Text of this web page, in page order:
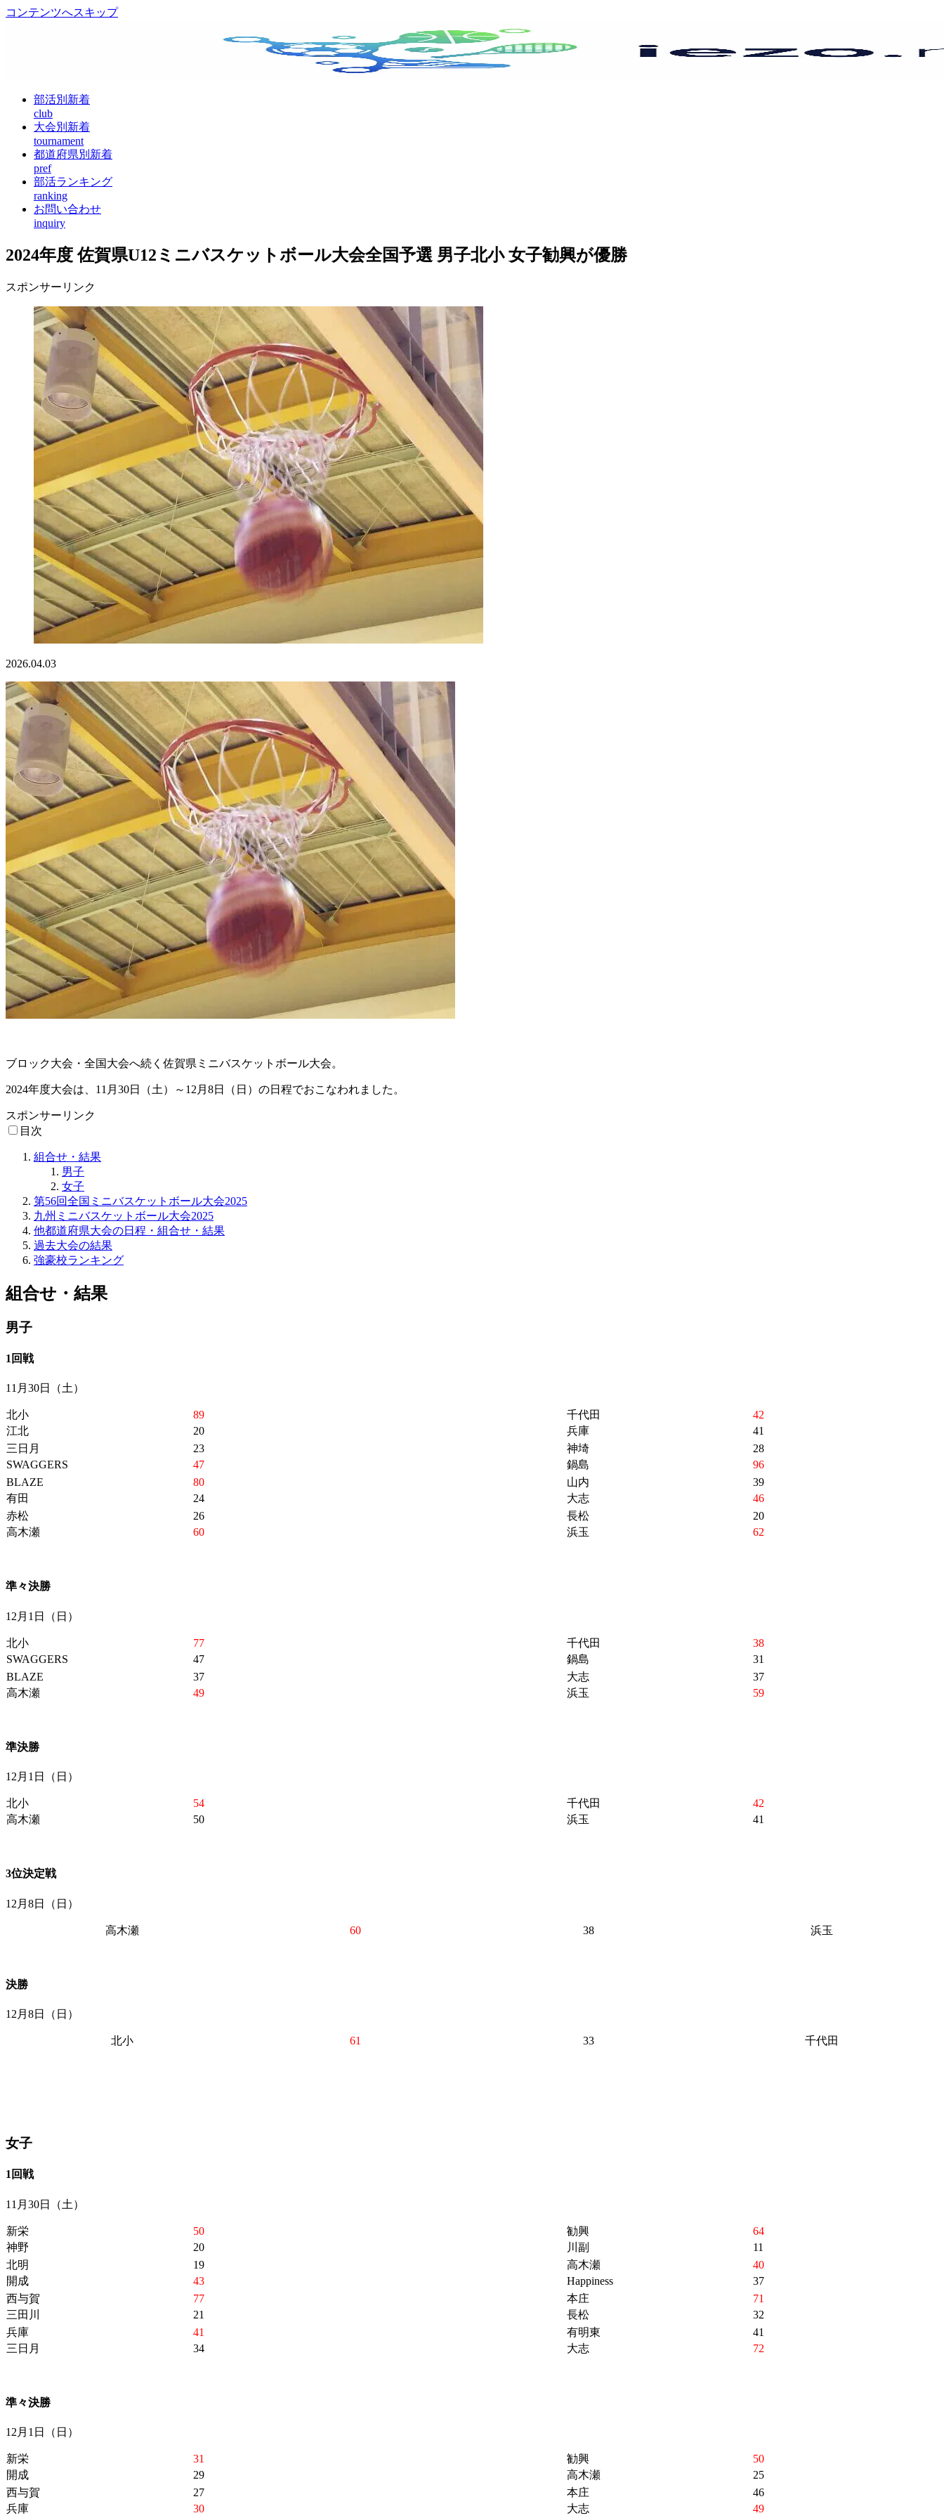
コンテンツへスキップ
部活別新着
club
大会別新着
tournament
都道府県別新着
pref
部活ランキング
ranking
お問い合わせ
inquiry
2024年度 佐賀県U12ミニバスケットボール大会全国予選 男子北小 女子勧興が優勝
スポンサーリンク
2026.04.03
ブロック大会・全国大会へ続く佐賀県ミニバスケットボール大会。
2024年度大会は、11月30日（土）～12月8日（日）の日程でおこなわれました。
スポンサーリンク
目次
組合せ・結果
男子
女子
第56回全国ミニバスケットボール大会2025
九州ミニバスケットボール大会2025
他都道府県大会の日程・組合せ・結果
過去大会の結果
強豪校ランキング
組合せ・結果
男子
1回戦
11月30日（土）
北小 89 千代田
42
江北
20 兵庫
41
三日月
23 神埼
28
SWAGGERS
47 鍋島
96
BLAZE
80 山内
39
有田
24 大志
46
赤松
26 長松
20
高木瀬
60 浜玉 62
準々決勝
12月1日（日）
北小 77 千代田
38
SWAGGERS
47 鍋島
31
BLAZE
37 大志
37
高木瀬
49 浜玉 59
準決勝
12月1日（日）
北小 54 千代田
42
高木瀬
50 浜玉 41
3位決定戦
12月8日（日）
高木瀬 60 38 浜玉
決勝
12月8日（日）
北小 61 33 千代田
女子
1回戦
11月30日（土）
新栄 50 勧興
64
神野
20 川副
11
北明
19 高木瀬
40
開成
43 Happiness
37
西与賀
77 本庄
71
三田川
21 長松
32
兵庫
41 有明東
41
三日月
34 大志 72
準々決勝
12月1日（日）
新栄 31 勧興
50
開成
29 高木瀬
25
西与賀
27 本庄
46
兵庫
30 大志 49